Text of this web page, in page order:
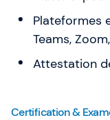
Plateformes
Teams,
Attestation
Certification &